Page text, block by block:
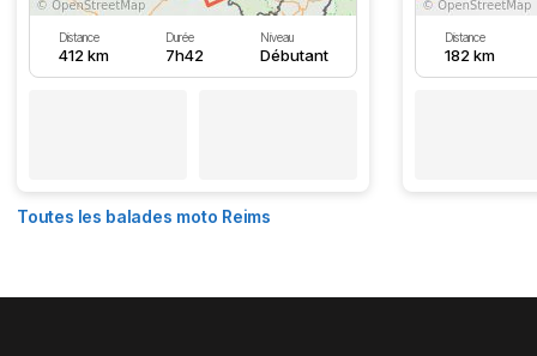
Distance
412 km
Durée
7h42
Niveau
Débutant
Distance
182 km
Toutes les balades moto Reims